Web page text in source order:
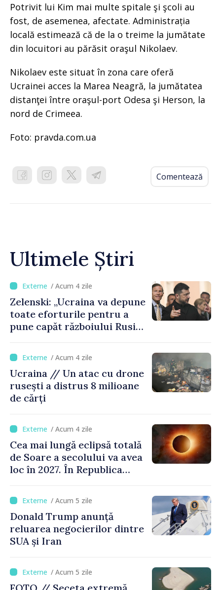
Potrivit lui Kim mai multe spitale şi şcoli au
fost, de asemenea, afectate. Administrația
locală estimează că de la o treime la jumătate
din locuitori au părăsit oraşul Nikolaev.
Nikolaev este situat în zona care oferă
Ucrainei acces la Marea Neagră, la jumătatea
distanţei între oraşul-port Odesa şi Herson, la
nord de Crimeea.
Foto: pravda.com.ua
Comentează
Ultimele Știri
/ Acum 4 zile
Zelenski: „Ucraina va depune
toate eforturile pentru a
pune capăt războiului Rusiei
/ Acum 4 zile
Ucraina // Un atac cu drone
rusești a distrus 8 milioane
de cărți
/ Acum 4 zile
Cea mai lungă eclipsă totală
de Soare a secolului va avea
loc în 2027. În Republica
acoperit în proporție de
până la 44%/ Acum 5 zile
Donald Trump anunță
reluarea negocierilor dintre
SUA și Iran
/ Acum 5 zile